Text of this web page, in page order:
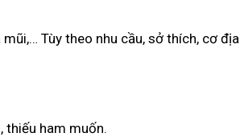
Tùy theo nhu cầu, sở thích, cơ địa
thiếu ham muốn.